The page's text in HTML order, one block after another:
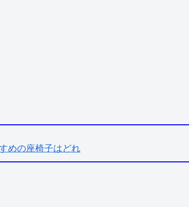
めの座椅子はどれ